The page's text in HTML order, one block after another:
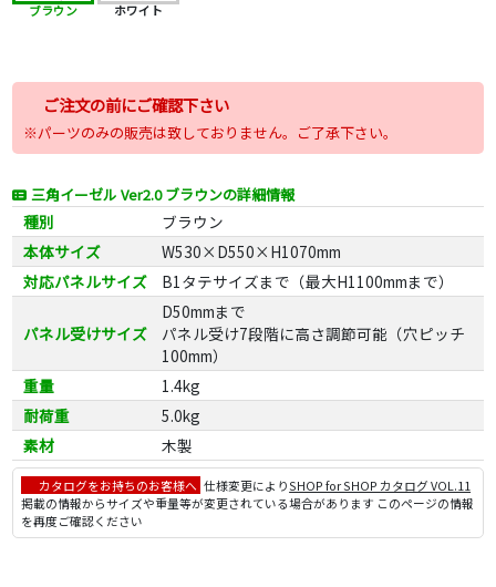
ブラウン ホワイト
ご注文の前にご確認下さい
※パーツのみの販売は致しておりません。ご了承下さい。
三角イーゼル Ver2.0 ブラウンの詳細情報
種別
ブラウン
本体サイズ
W530×D550×H1070mm
対応パネルサイズ
B1タテサイズまで（最大H1100mmまで）
パネル受けサイズ
D50mmまで
パネル受け7段階に高さ調節可能（穴ピッチ
100mm）
重量
1.4kg
耐荷重
5.0kg
素材
木製
カタログをお持ちのお客様へ 仕様変更によりSHOP for SHOP カタログ VOL.11
掲載の情報からサイズや重量等が変更されている場合があります このページの情報
を再度ご確認ください